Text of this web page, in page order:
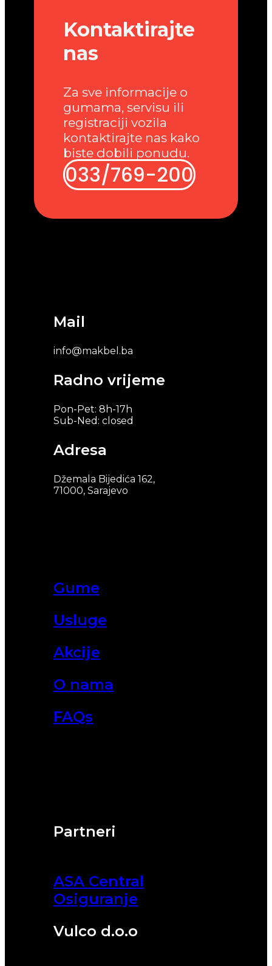
Partneri
ASA Central
Osiguranje
Vulco d.o.o
Gume
Usluge
Akcije
O nama
FAQs
Mail
info@makbel.ba
Radno vrijeme
Pon-Pet: 8h-17h
Sub-Ned: closed
Adresa
Džemala Bijedića 162,
71000, Sarajevo
Kontaktirajte
nas
Za sve informacije o
gumama, servisu ili
registraciji vozila
kontaktirajte nas kako
biste dobili ponudu.
033/769-200